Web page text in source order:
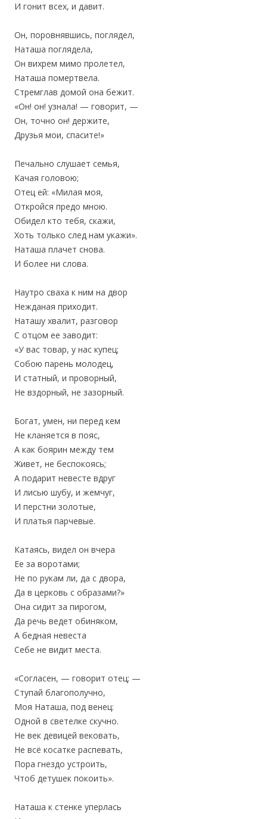
‎И гонит всех, и давит.
Он, поровнявшись, поглядел,
‎Наташа поглядела,
Он вихрем мимо пролетел,
‎Наташа помертвела.
Стремглав домой она бежит.
«Он! он! узнала! — говорит, —
‎Он, точно он! держите,
‎Друзья мои, спасите!»
Печально слушает семья,
‎Качая головою;
Отец ей: «Милая моя,
‎Откройся предо мною.
Обидел кто тебя, скажи,
Хоть только след нам укажи».
‎Наташа плачет снова.
И более ни слова.
Наутро сваха к ним на двор
‎Нежданая приходит.
Наташу хвалит, разговор
‎С отцом ее заводит:
«У вас товар, у нас купец;
Собою парень молодец,
‎И статный, и проворный,
‎Не вздорный, не зазорный.
Богат, умен, ни перед кем
Не кланяется в пояс,
А как боярин между тем
‎Живет, не беспокоясь;
А подарит невесте вдруг
И лисью шубу, и жемчуг,
‎И перстни золотые,
‎И платья парчевые.
Катаясь, видел он вчера
‎Ее за воротами;
Не по рукам ли, да с двора,
Да в церковь с образами?»
Она сидит за пирогом,
Да речь ведет обиняком,
‎А бедная невеста
‎Себе не видит места.
«Согласен, — говорит отец; —
‎Ступай благополучно,
Моя Наташа, под венец:
‎Одной в светелке скучно.
Не век девицей вековать,
Не всё косатке распевать,
‎Пора гнездо устроить,
‎Чтоб детушек покоить».
Наташа к стенке уперлась